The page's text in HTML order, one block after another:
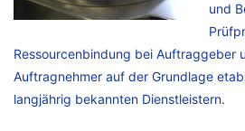
und
Ressourcenbindung bei Auftraggeber
Auftragnehmer auf der Grundlage
langjährig bekannten Dienstleistern.